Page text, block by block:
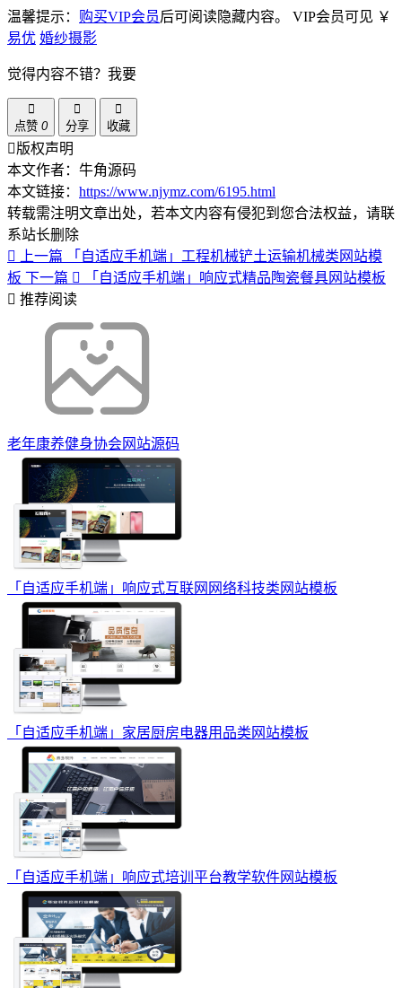
温馨提示： 购买VIP会员后可阅读隐藏内容。 VIP会员可见 ￥
易优 婚纱摄影
觉得内容不错？我要
点赞 0 分享 收藏
版权声明
本文作者：牛角源码
本文链接： https://www.njymz.com/6195.html
转载需注明文章出处，若本文内容有侵犯到您合法权益，请联
系站长删除
上一篇
「自适应手机端」工程机械铲土运输机械类网站模
板 下一篇
「自适应手机端」响应式精品陶瓷餐具网站模板
推荐阅读
老年康养健身协会网站源码
「自适应手机端」响应式互联网网络科技类网站模板
「自适应手机端」家居厨房电器用品类网站模板
「自适应手机端」响应式培训平台教学软件网站模板